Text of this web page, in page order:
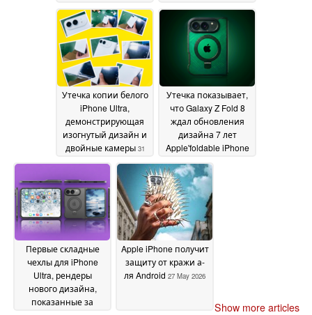
02 June 2026
Утечка копии белого
iPhone Ultra,
демонстрирующая
изогнутый дизайн и
двойные камеры 31
May 2026
Утечка показывает,
что Galaxy Z Fold 8
ждал обновления
дизайна 7 лет
Apple'foldable iPhone
дня30 May 2026
Первые складные
чехлы для iPhone
Ultra, рендеры
нового дизайна,
показанные за
Apple iPhone получит
защиту от кражи а-
ля Android 27 May 2026
Show more articles